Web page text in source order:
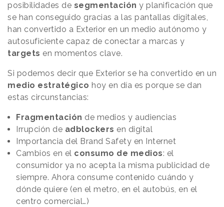
posibilidades de segmentación y planificación que
se han conseguido gracias a las pantallas digitales,
han convertido a Exterior en un medio autónomo y
autosuficiente capaz de conectar a marcas y
targets en momentos clave.
Si podemos decir que Exterior se ha convertido en un
medio estratégico hoy en día es porque se dan
estas circunstancias:
Fragmentación de medios y audiencias
Irrupción de adblockers en digital
Importancia del Brand Safety en Internet
Cambios en el consumo de medios: el
consumidor ya no acepta la misma publicidad de
siempre. Ahora consume contenido cuándo y
dónde quiere (en el metro, en el autobús, en el
centro comercial…)